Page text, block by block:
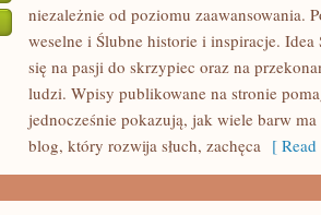
niezależnie od poziomu zaawansowania.
weselne i Ślubne historie i inspiracje.
się na pasji do skrzypiec oraz na
ludzi. Wpisy publikowane na stronie
jednocześnie pokazują, jak wiele barw
blog, który rozwija słuch, zachęca [